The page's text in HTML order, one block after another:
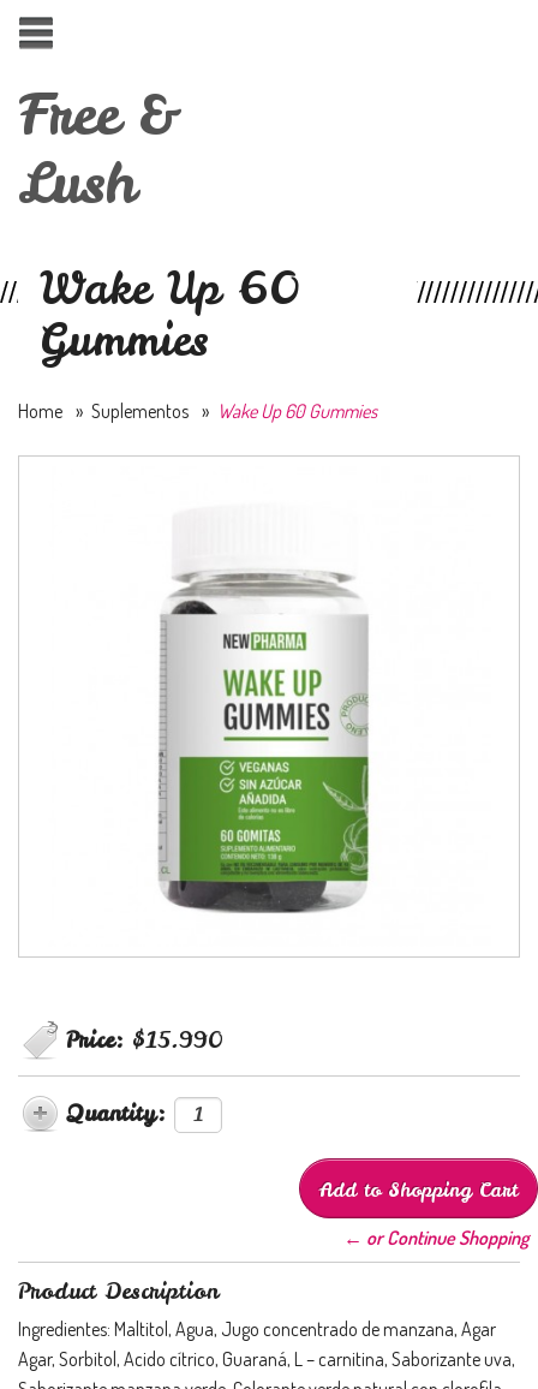
Free &
Lush
Wake Up 60
Gummies
Home » Suplementos » Wake Up 60 Gummies
Price: $15.990
Quantity:
← or Continue Shopping
Product Description
Ingredientes: Maltitol, Agua, Jugo concentrado de manzana, Agar
Agar, Sorbitol, Acido cítrico, Guaraná, L – carnitina, Saborizante uva,